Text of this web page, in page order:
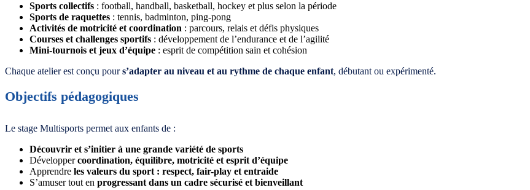
Sports collectifs : football, handball, basketball, hockey et plus selon la période
Sports de raquettes : tennis, badminton, ping-pong
Activités de motricité et coordination : parcours, relais et défis physiques
Courses et challenges sportifs : développement de l’endurance et de l’agilité
Mini-tournois et jeux d’équipe : esprit de compétition sain et cohésion
Chaque atelier est conçu pours’adapter au niveau et au rythme de chaque enfant, débutant ou expérimenté.
Objectifs pédagogiques
Le stage Multisports permet aux enfants de :
Découvrir et s’initier à une grande variété de sports
Développercoordination, équilibre, motricité et esprit d’équipe
Apprendre les valeurs du sport : respect, fair-play et entraide
S’amuser tout en progressant dans un cadre sécurisé et bienveillant